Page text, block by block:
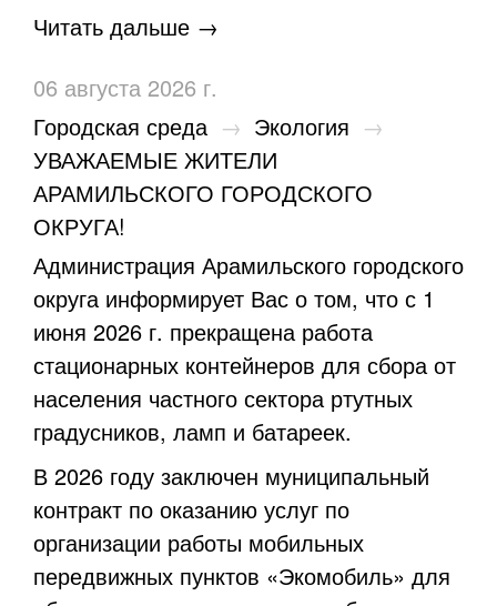
Читать дальше →
06 августа 2026 г.
Городская среда → Экология →
УВАЖАЕМЫЕ ЖИТЕЛИ
АРАМИЛЬСКОГО ГОРОДСКОГО
ОКРУГА!
Администрация Арамильского городского
округа информирует Вас о том, что с 1
июня 2026 г. прекращена работа
стационарных контейнеров для сбора от
населения частного сектора ртутных
градусников, ламп и батареек.
В 2026 году заключен муниципальный
контракт по оказанию услуг по
организации работы мобильных
передвижных пунктов «Экомобиль» для